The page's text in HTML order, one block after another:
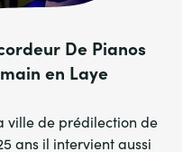
De Pianos
en Laye
ville de prédilection de
ans il intervient aussi